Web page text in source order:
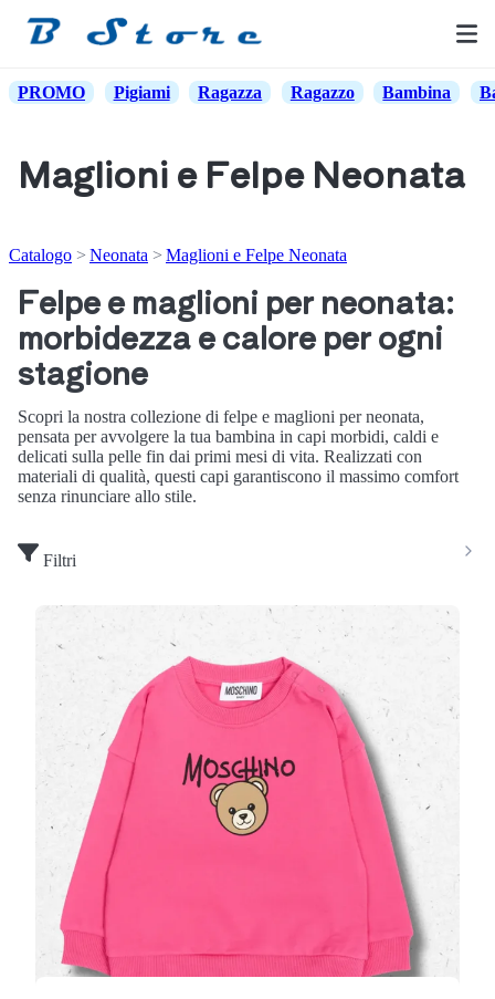
PROMO Pigiami Ragazza Ragazzo Bambina
Maglioni e Felpe Neonata
Catalogo Neonata Maglioni e Felpe Neonata
Felpe e maglioni per neonata:
morbidezza e calore per ogni
stagione
Scopri la nostra collezione di felpe e maglioni per neonata,
pensata per avvolgere la tua bambina in capi morbidi, caldi e
delicati sulla pelle fin dai primi mesi di vita. Realizzati con
materiali di qualità, questi capi garantiscono il massimo comfort
senza rinunciare allo stile.
Filtri
Felpa Moschino Kids Neonata Fucsia con Teddy
Bear
(0 Valutazioni)
Moschino •Maglioni e Felpe Neonata
Un capo morbido e giocoso per le più piccole: la
felpa firmata Moschino Kids
in cotone felpato, in
tonalità fucsia intensa, present…
75,00 €